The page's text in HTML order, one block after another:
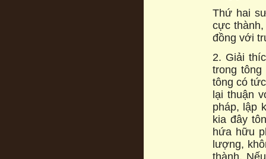
Thứ hai
cực
đồng với
2. Giải
trong
tông có
lại thuận
pháp, lập
kia đây
hứa hữu
lượng,
thành.